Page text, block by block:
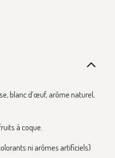
blanc d’œuf, arôme naturel,
à coque.
ni arômes artificiels)